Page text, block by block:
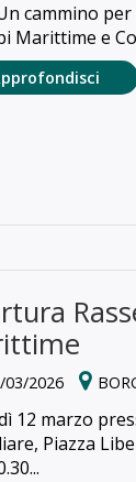
cammino
Marittime e
03/2026
12 marzo
Piazza